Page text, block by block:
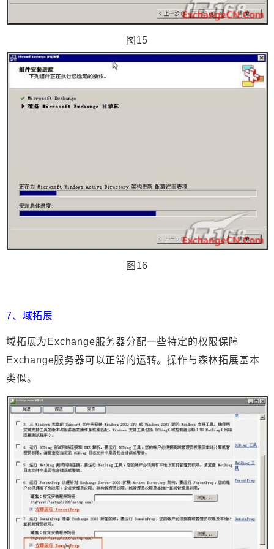
图15
图16
7、域拓展
域拓展为Exchange服务器分配一些特定的权限保障
Exchange服务器可以正常的运转。操作与森林拓展基本
类似。